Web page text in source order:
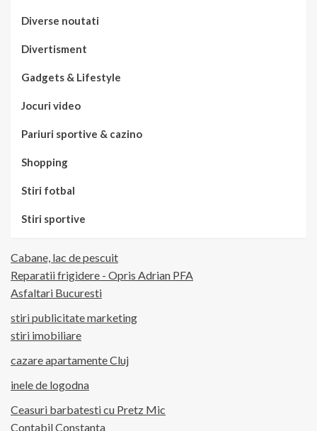
Diverse noutati
Divertisment
Gadgets & Lifestyle
Jocuri video
Pariuri sportive & cazino
Shopping
Stiri fotbal
Stiri sportive
Cabane, lac de pescuit
Reparatii frigidere - Opris Adrian PFA
Asfaltari Bucuresti
stiri publicitate marketing
stiri imobiliare
cazare apartamente Cluj
inele de logodna
Ceasuri barbatesti cu Pretz Mic
Contabil Constanta